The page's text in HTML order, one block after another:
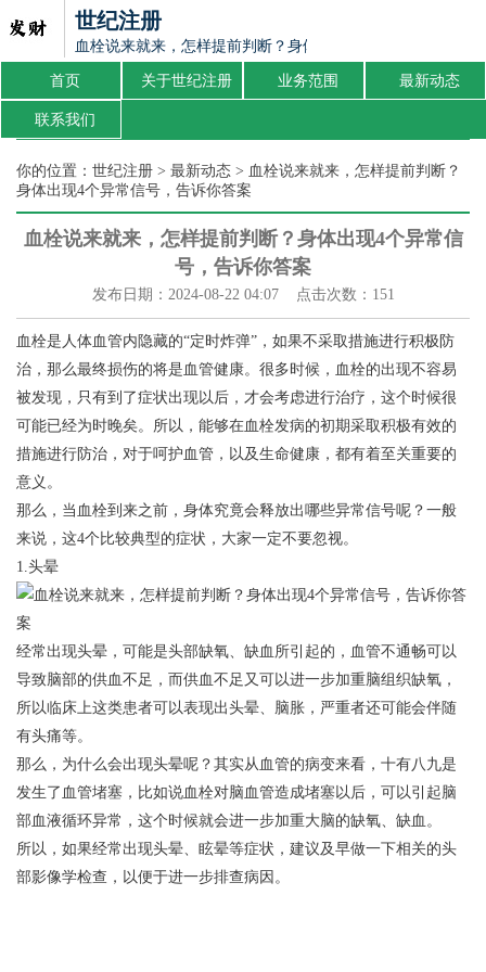
世纪注册
血栓说来就来，怎样提前判断？身体出现4个异常信号，告诉
首页 关于世纪注册 业务范围 最新动态
联系我们
你的位置： 世纪注册 > 最新动态 > 血栓说来就来，怎样提前判断？
身体出现4个异常信号，告诉你答案
血栓说来就来，怎样提前判断？身体出现4个异常信
号，告诉你答案
发布日期：2024-08-22 04:07 点击次数：151
血栓是人体血管内隐藏的“定时炸弹”，如果不采取措施进行积极防
治，那么最终损伤的将是血管健康。很多时候，血栓的出现不容易
被发现，只有到了症状出现以后，才会考虑进行治疗，这个时候很
可能已经为时晚矣。所以，能够在血栓发病的初期采取积极有效的
措施进行防治，对于呵护血管，以及生命健康，都有着至关重要的
意义。
那么，当血栓到来之前，身体究竟会释放出哪些异常信号呢？一般
来说，这4个比较典型的症状，大家一定不要忽视。
1.头晕
经常出现头晕，可能是头部缺氧、缺血所引起的，血管不通畅可以
导致脑部的供血不足，而供血不足又可以进一步加重脑组织缺氧，
所以临床上这类患者可以表现出头晕、脑胀，严重者还可能会伴随
有头痛等。
那么，为什么会出现头晕呢？其实从血管的病变来看，十有八九是
发生了血管堵塞，比如说血栓对脑血管造成堵塞以后，可以引起脑
部血液循环异常，这个时候就会进一步加重大脑的缺氧、缺血。
所以，如果经常出现头晕、眩晕等症状，建议及早做一下相关的头
部影像学检查，以便于进一步排查病因。